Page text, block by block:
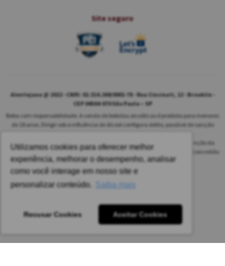
Utilizamos cookies para oferecer melhor
experiência, melhorar o desempenho, analisar
como você interage em nosso site e
personalizar conteúdo.
Saiba mais
Recusar Cookies Aceitar Cookies
Site seguro
Alentejana @ 2022 - CNPJ: 02.314.269/0001-78 - Rua Cincinati, 12 - Brooklin -
CEP 04564-070 São Paulo – SP
Beba com responsabilidade. A venda de bebidas alcoólicas é proibida para menores
de 18 anos. Dirigir sob a influência de álcool configura delito, passível de sanção
As safras dos vinhos poderão ser diferentes das informadas no site em função da
disponibilidade do nosso estoque. Alteração de preços e condições comerciais estão
sujeitas a alteração sem aviso prévio.
Pedido mínimo: R$ 1.650,00 para todas as regiões.
Imagens meramente ilustrativas.